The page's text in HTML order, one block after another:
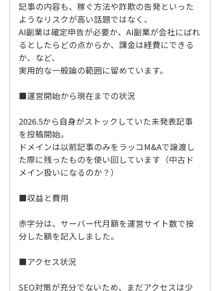
記事の内容も、稼ぐ方法や詐欺の告発といった
ようなリスクが高い話題ではなく、
AI副業は確定申告が必要か、AI副業が会社にばれ
るとしたらどの点からか、課金は経費にできる
か、など、
実用的な一般論の範囲に留めています。
■運営開始から現在までの状況
2026.5から自身がストックしていた未発表記事
を投稿開始。
ドメインは以前記事のみをラッコM&Aで譲渡し
た際に残ったものを使い回しています（中古ド
メイン扱いになるのか？）
■収益と費用
赤字分は、サーバー代月額を運営サイト数で按
分した額を記入しました。
■アクセス状況
SEO対策が充分でないため、まだアクセスは少